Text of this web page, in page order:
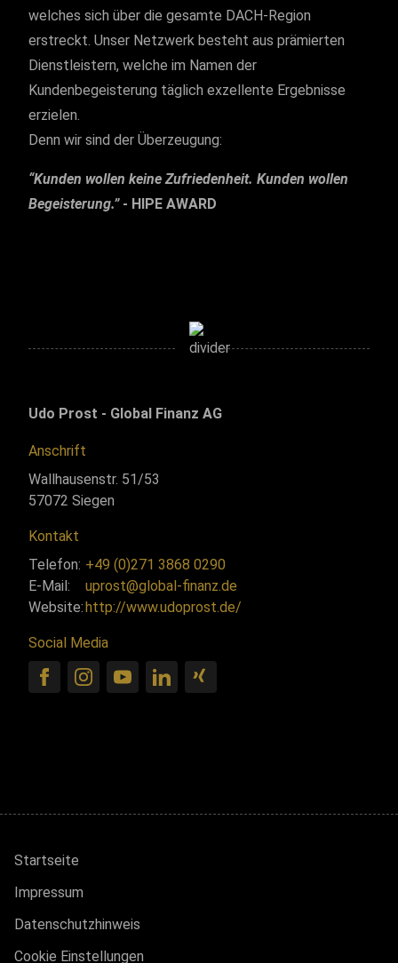
welches sich über die gesamte DACH-Region
erstreckt. Unser Netzwerk besteht aus prämierten
Dienstleistern, welche im Namen der
Kundenbegeisterung täglich exzellente Ergebnisse
erzielen.
Denn wir sind der Überzeugung:
“Kunden wollen keine Zufriedenheit. Kunden wollen
Begeisterung.” - HIPE AWARD
Udo Prost - Global Finanz AG
Anschrift
Wallhausenstr. 51/53
57072 Siegen
Kontakt
Telefon: +49 (0)271 3868 0290
E-Mail:
uprost@global-finanz.de
Website:http://www.udoprost.de/
Social Media
Startseite
Impressum
Datenschutzhinweis
Cookie Einstellungen